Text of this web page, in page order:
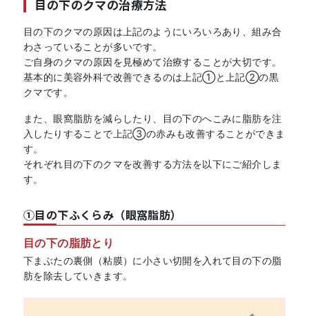
目の下のクマの治療方法
目の下のクマの原因は上記のようにいろいろあり、組み合
わさっていることが多いです。
ご自身のクマの原因を見極めて治療することが大切です。
基本的に美容外科で改善できるのは上記①と上記②の黒
クマです。
また、眼窩脂肪を減らしたり、目の下のへこみに脂肪を注
入したりすることで上記③の赤みも改善することができま
す。
それぞれ目の下のクマを改善する方法を以下にご紹介しま
す。
①目の下ふくらみ（眼窩脂肪）
目の下の脂肪とり
下まぶたの裏側（粘膜）に小さい切開を入れて目の下の脂
肪を除去していきます。